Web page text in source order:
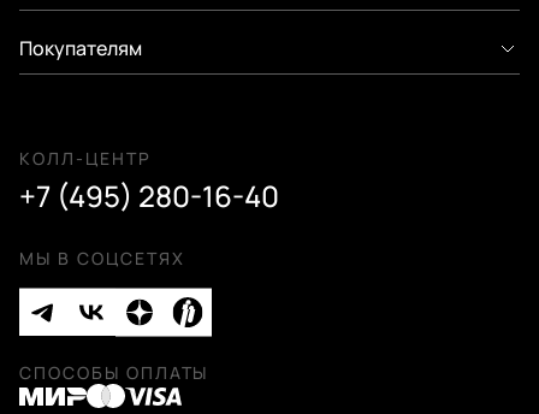
Покупателям
КОЛЛ-ЦЕНТР
+7 (495) 280-16-40
МЫ В СОЦСЕТЯХ
СПОСОБЫ ОПЛАТЫ